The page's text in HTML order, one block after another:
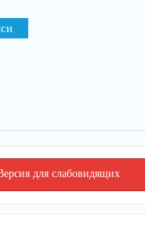
для слабовидящих